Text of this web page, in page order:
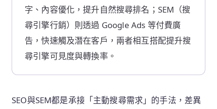
字、內容優化，提升自然搜尋排名；SEM（搜
尋引擎行銷）則透過 Google Ads 等付費廣
告，快速觸及潛在客戶，兩者相互搭配提升搜
尋引擎可見度與轉換率。
SEO與SEM都是承接「主動搜尋需求」的手法，差異